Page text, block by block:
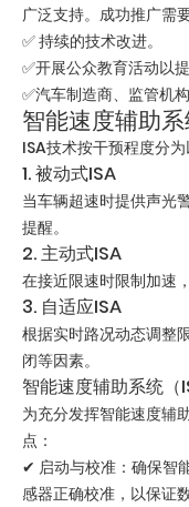
广泛支持。成功推广需
✅ 持续的技术改进。
✅开展公众教育活动以
✅汽车制造商、监管机
智能速度辅助
ISA技术按干预程度分为
1. 被动式ISA
当车辆超速时提供声光
提醒。
2. 主动式ISA
在接近限速时限制加速
3. 自适应ISA
根据实时路况动态调整
闭等因素。
智能速度辅助系统（
为充分发挥智能速度辅
点：
✔ 启动与校准：确保智
感器正确校准，以保证